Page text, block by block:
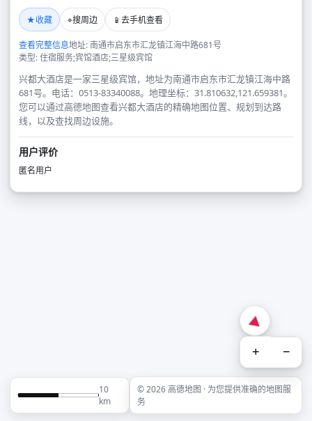
★收藏 ⌖搜周边 📱 去手机查看
查看完整信息地址: 南通市启东市汇龙镇江海中路681号
类型: 住宿服务;宾馆酒店;三星级宾馆
兴都大酒店是一家三星级宾馆，地址为南通市启东市汇龙镇江海中路
681号。电话：0513-83340088。地理坐标：31.810632,121.659381。
您可以通过高德地图查看兴都大酒店的精确地图位置、规划到达路
线，以及查找周边设施。
用户评价
匿名用户
+ −
10
km
© 2026 高德地图 · 为您提供准确的地图服
务